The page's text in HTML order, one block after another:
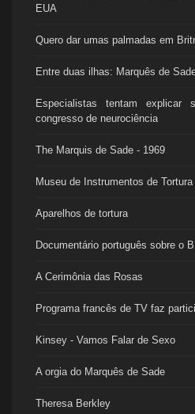
EUA
Quero dar umas palmadas em
Entre duas ilhas: Marquês de
Especialistas tentam
congresso de neurociência
The Marquis de Sade - 1969
Museu de Instrumentos de Tortura
Aparelhos de tortura
Documentário português sobre o
A Cerimônia das Rosas
Programa francês de TV faz
Kinsey - Vamos Falar de Sexo
A orgia do Marquês de Sade
Theresa Berkley